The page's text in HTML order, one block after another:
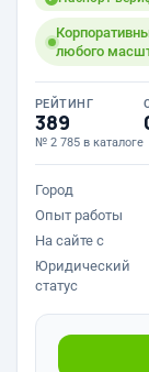
любого
РЕЙТИНГ
389
№ 2 785 в каталоге
Город
Опыт работы
На сайте с
Юридический
статус